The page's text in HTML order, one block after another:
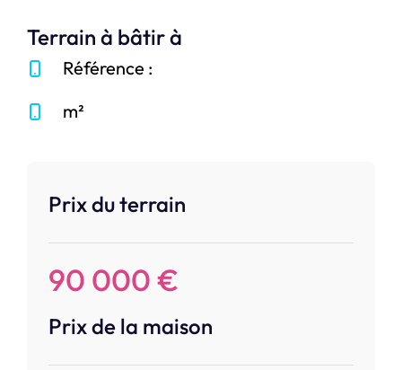
Prix du terrain
90 000 €
Prix de la maison
Terrain à bâtir à
Référence :
m²